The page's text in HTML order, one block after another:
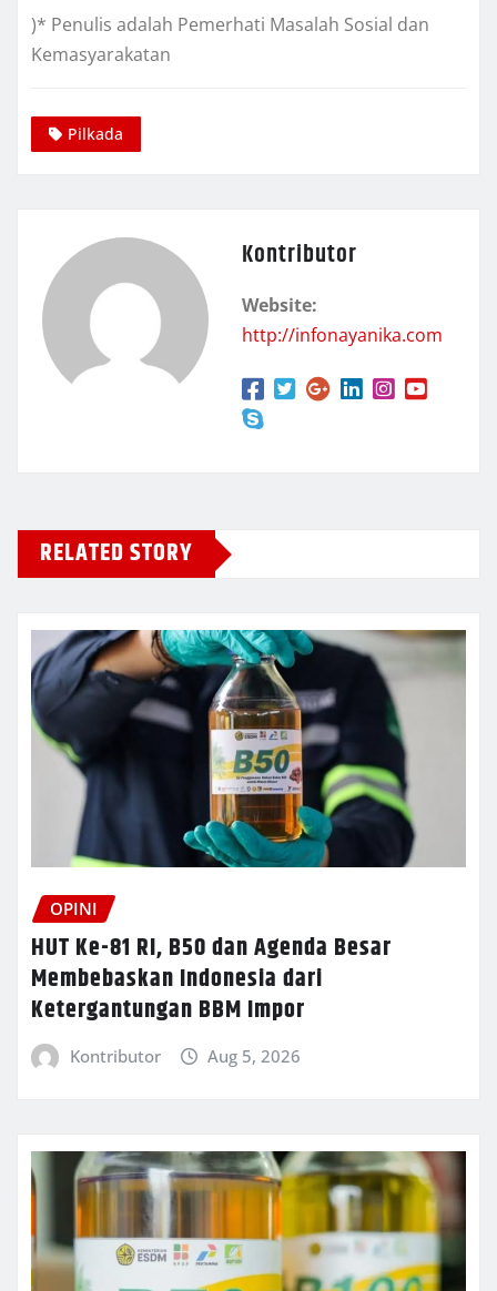
)* Penulis adalah Pemerhati Masalah Sosial dan
Kemasyarakatan
Pilkada
Kontributor
Website:
http://infonayanika.com
RELATED STORY
OPINI
HUT Ke-81 RI, B50 dan Agenda Besar
Membebaskan Indonesia dari
Ketergantungan BBM Impor
Kontributor Aug 5, 2026